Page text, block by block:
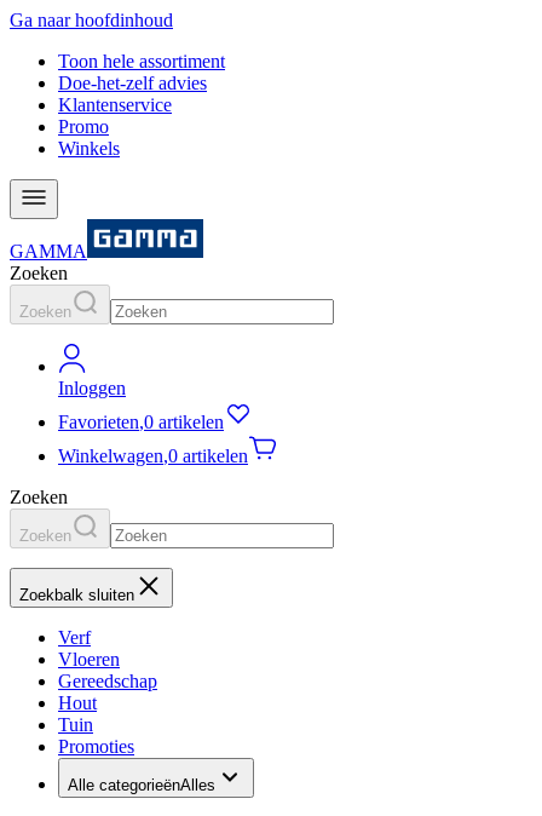
Ga naar hoofdinhoud
Toon hele assortiment
Doe-het-zelf advies
Klantenservice
Promo
Winkels
GAMMA
Zoeken
Zoeken
Inloggen
Favorieten,0 artikelen
Winkelwagen,0 artikelen
Zoeken
Zoeken
Zoekbalk sluiten
Verf
Vloeren
Gereedschap
Hout
Tuin
Promoties
Alle categorieënAlles